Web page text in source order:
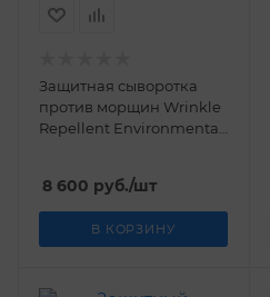
Защитная сыворотка
против морщин Wrinkle
Repellent Environmental
8 600 руб./шт
В КОРЗИНУ